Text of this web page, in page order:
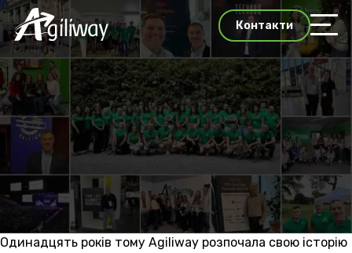
Контакти
Одинадцять років тому Agiliway розпочала свою історію